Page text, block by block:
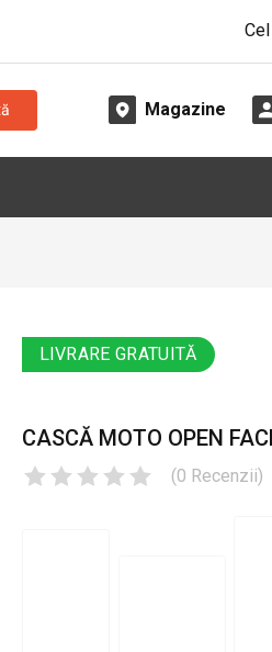
Magazine
LIVRARE GRATUITĂ
CASCĂ MOTO OPEN
(0 Recenzii)